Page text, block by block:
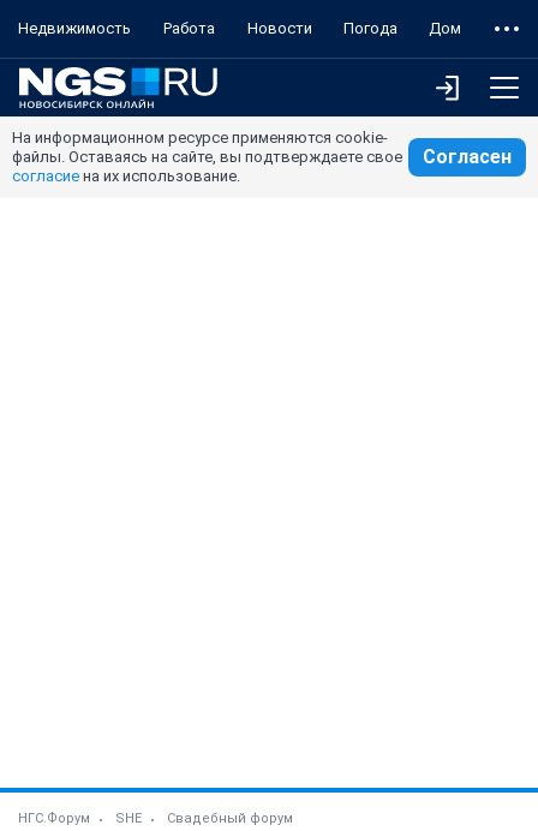
Недвижимость Работа Новости Погода Дом
На информационном ресурсе применяются cookie-
файлы. Оставаясь на сайте, вы подтверждаете свое
согласие на их использование.
Согласен
НГС.Форум SHE Свадебный форум